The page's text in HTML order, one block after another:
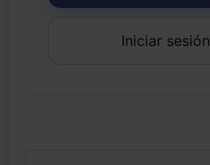
Iniciar sesión